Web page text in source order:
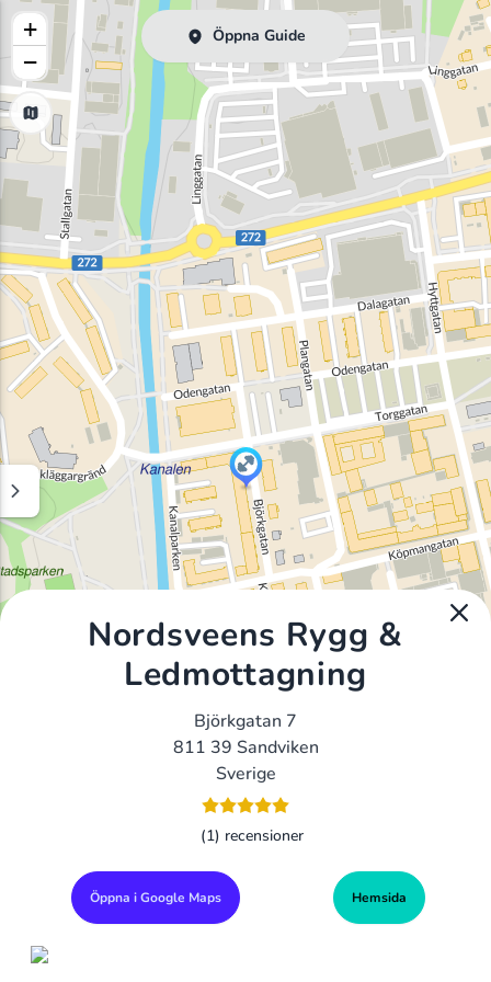
Öppna Guide
+
−
Nordsveens Rygg &
Ledmottagning
Björkgatan 7
811 39 Sandviken
Sverige
(1) recensioner
Öppna i Google Maps Hemsida